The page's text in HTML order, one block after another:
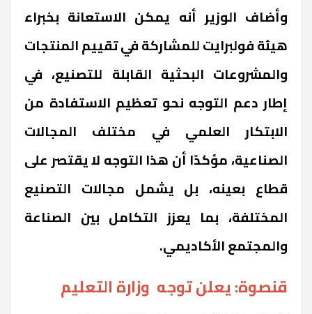
وأضاف الوزير أنه يمكن الاستعانة بخبراء
هيئة فولبرايت للمشاركة في تقييم المنتجات
والمشروعات البحثية القابلة للتصنيع، في
إطار دعم التوجه نحو تعظيم الاستفادة من
الابتكار العلمي في مختلف المجالات
الصناعية، مؤكدًا أن هذا التوجه لا يقتصر على
قطاع بعينه، بل يشمل مجالات التصنيع
المختلفة، بما يعزز التكامل بين الصناعة
والمجتمع الأكاديمي.
قنصوة: يعلن توجه وزارة التعليم